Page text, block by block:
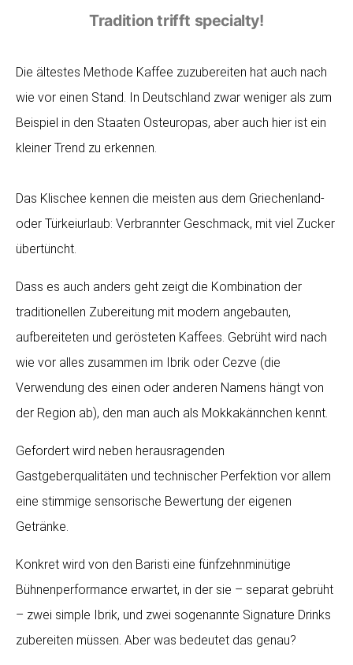
Tradition trifft specialty!
Die ältestes Methode Kaffee zuzubereiten hat auch nach
wie vor einen Stand. In Deutschland zwar weniger als zum
Beispiel in den Staaten Osteuropas, aber auch hier ist ein
kleiner Trend zu erkennen.
Das Klischee kennen die meisten aus dem Griechenland-
oder Türkeiurlaub: Verbrannter Geschmack, mit viel Zucker
übertüncht.
Dass es auch anders geht zeigt die Kombination der
traditionellen Zubereitung mit modern angebauten,
aufbereiteten und gerösteten Kaffees. Gebrüht wird nach
wie vor alles zusammen im Ibrik oder Cezve (die
Verwendung des einen oder anderen Namens hängt von
der Region ab), den man auch als Mokkakännchen kennt.
Gefordert wird neben herausragenden
Gastgeberqualitäten und technischer Perfektion vor allem
eine stimmige sensorische Bewertung der eigenen
Getränke.
Konkret wird von den Baristi eine fünfzehnminütige
Bühnenperformance erwartet, in der sie – separat gebrüht
– zwei simple Ibrik, und zwei sogenannte Signature Drinks
zubereiten müssen. Aber was bedeutet das genau?